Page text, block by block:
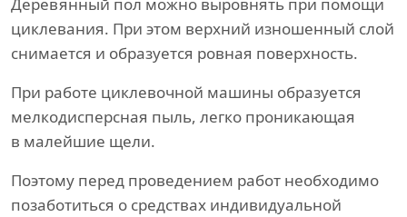
Деревянный пол можно выровнять при помощи
циклевания. При этом верхний изношенный слой
снимается и образуется ровная поверхность.
При работе циклевочной машины образуется
мелкодисперсная пыль, легко проникающая
в малейшие щели.
Поэтому перед проведением работ необходимо
позаботиться о средствах индивидуальной